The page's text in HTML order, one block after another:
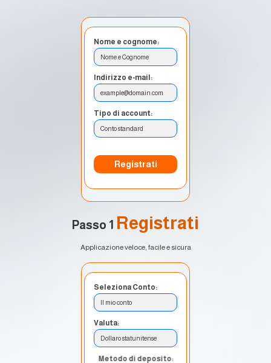
Nome e cognome:
Nome e Cognome
Indirizzo e-mail:
example@domain.com
Tipo di account:
Conto standard
Registrati
Passo 1 Registrati
Applicazione veloce, facile e sicura
Seleziona Conto:
Il mio conto
Valuta:
Dollaro statunitense
Metodo di deposito: